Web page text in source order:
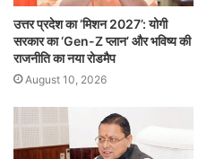
उत्तर प्रदेश का ‘मिशन 2027’: योगी
सरकार का ‘Gen-Z प्लान’ और भविष्य की
राजनीति का नया रोडमैप
August 10, 2026